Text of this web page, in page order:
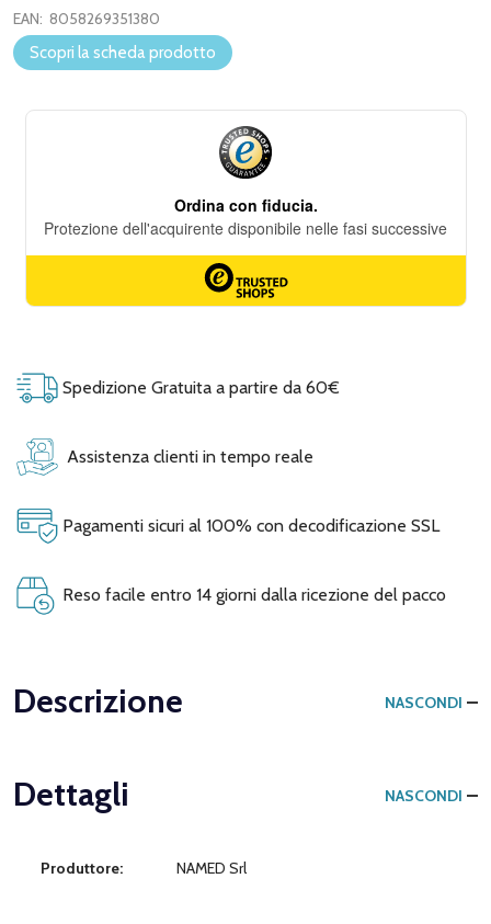
EAN: 8058269351380
Scopri la scheda prodotto
Spedizione Gratuita a partire da 60€
Assistenza clienti in tempo reale
Pagamenti sicuri al 100% con decodificazione SSL
Reso facile entro 14 giorni dalla ricezione del pacco
Descrizione NASCONDI
Dettagli NASCONDI
Produttore: NAMED Srl